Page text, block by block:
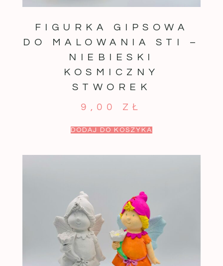
FIGURKA GIPSOWA
DO MALOWANIA STI –
NIEBIESKI
KOSMICZNY
STWOREK
9,00 ZŁ
DODAJ DO KOSZYKA